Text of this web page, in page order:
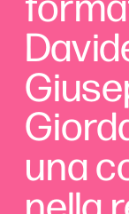
una
nella